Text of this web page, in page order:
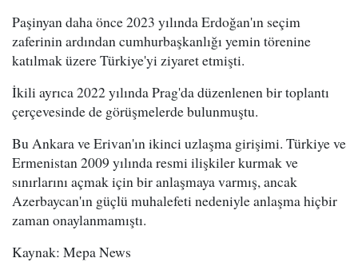
Paşinyan daha önce 2023 yılında Erdoğan'ın seçim
zaferinin ardından cumhurbaşkanlığı yemin törenine
katılmak üzere Türkiye'yi ziyaret etmişti.
İkili ayrıca 2022 yılında Prag'da düzenlenen bir toplantı
çerçevesinde de görüşmelerde bulunmuştu.
Bu Ankara ve Erivan'ın ikinci uzlaşma girişimi. Türkiye ve
Ermenistan 2009 yılında resmi ilişkiler kurmak ve
sınırlarını açmak için bir anlaşmaya varmış, ancak
Azerbaycan'ın güçlü muhalefeti nedeniyle anlaşma hiçbir
zaman onaylanmamıştı.
Kaynak: Mepa News